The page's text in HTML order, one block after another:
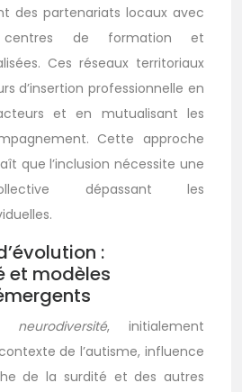
des partenariats locaux avec
centres de formation et
Ces réseaux territoriaux
d’insertion professionnelle en
et en mutualisant les
Cette approche
que l’inclusion nécessite une
dépassant les
:
et modèles
neurodiversité, initialement
de l’autisme, influence
de la surdité et des autres